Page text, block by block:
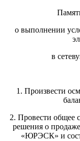
о выполнении
в
1. Произвести
2. Провести общее
решения о
«ЮРЭСК» и